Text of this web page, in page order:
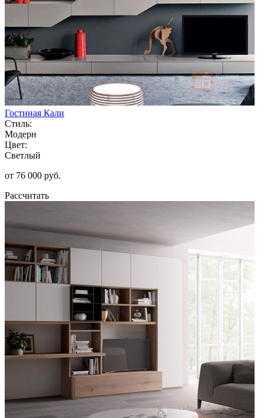
Гостиная Кали
Стиль:
Модерн
Цвет:
Светлый
от 76 000 руб.
Рассчитать